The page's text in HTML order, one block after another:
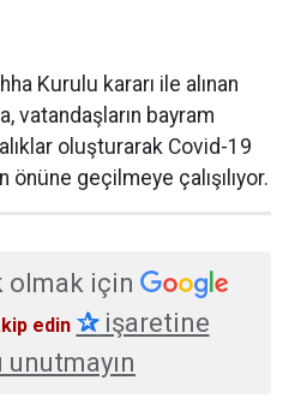
Kurulu kararı ile alınan
vatandaşların bayram
oluşturarak Covid-19
önüne geçilmeye çalışılıyor.
olmak için
edin ✰işaretine
unutmayın